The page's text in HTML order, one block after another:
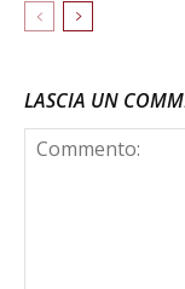
LASCIA UN